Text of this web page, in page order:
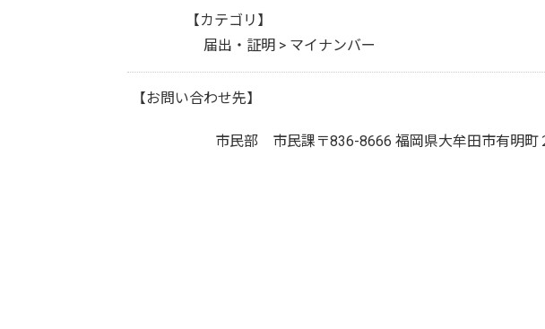
【カテゴリ】
届出・証明 > マイナンバー
【お問い合わせ先】
市民部 市民課 〒836-8666 福岡県大牟田市有明